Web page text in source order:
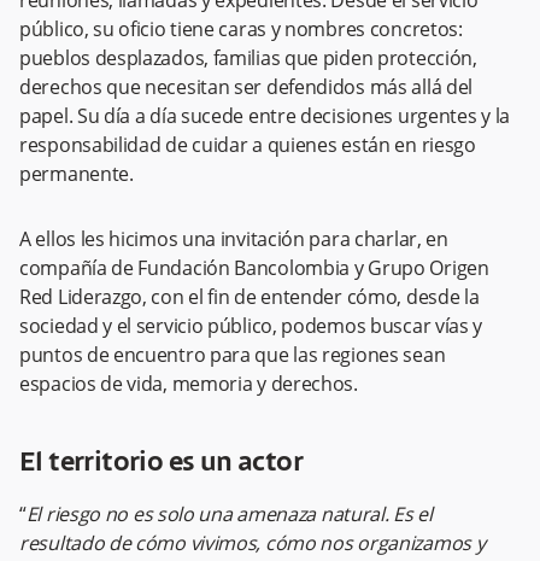
público, su oficio tiene caras y nombres concretos:
pueblos desplazados, familias que piden protección,
derechos que necesitan ser defendidos más allá del
papel. Su día a día sucede entre decisiones urgentes y la
responsabilidad de cuidar a quienes están en riesgo
permanente.
A ellos les hicimos una invitación para charlar, en
compañía de Fundación Bancolombia y Grupo Origen
Red Liderazgo, con el fin de entender cómo, desde la
sociedad y el servicio público, podemos buscar vías y
puntos de encuentro para que las regiones sean
espacios de vida, memoria y derechos.
El territorio es un actor
“El riesgo no es solo una amenaza natural. Es el
resultado de cómo vivimos, cómo nos organizamos y